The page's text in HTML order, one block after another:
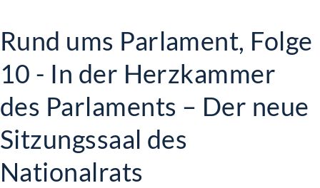
Rund ums Parlament, Folge
10 - In der Herzkammer
des Parlaments – Der neue
Sitzungssaal des
Nationalrats